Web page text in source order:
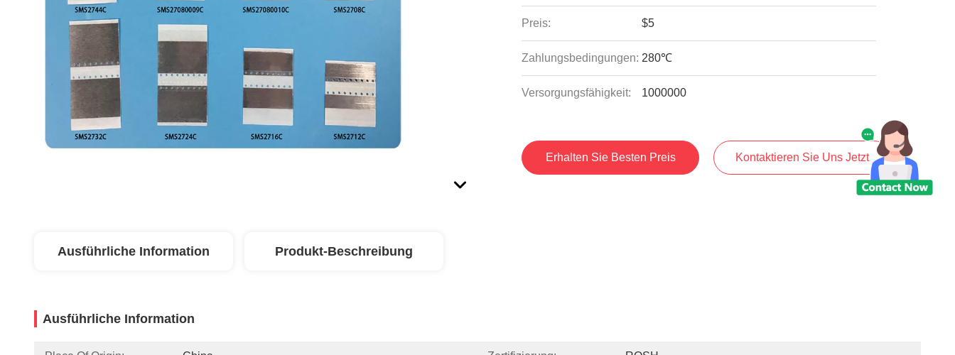
Preis: $5
Zahlungsbedingungen: 280℃
Versorgungsfähigkeit: 1000000
Erhalten Sie Besten Preis Kontaktieren Sie Uns Jetzt
Ausführliche Information Produkt-Beschreibung
Ausführliche Information